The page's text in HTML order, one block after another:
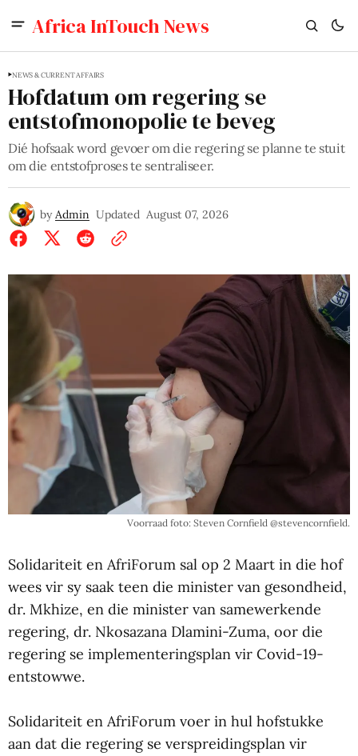
Africa InTouch News
NEWS & CURRENT AFFAIRS
Hofdatum om regering se
entstofmonopolie te beveg
Dié hofsaak word gevoer om die regering se planne te stuit
om die entstofproses te sentraliseer.
by Admin Updated August 07, 2026
Voorraad foto: Steven Cornfield @stevencornfield.
Solidariteit en AfriForum sal op 2 Maart in die hof
wees vir sy saak teen die minister van gesondheid,
dr. Mkhize, en die minister van samewerkende
regering, dr. Nkosazana Dlamini-Zuma, oor die
regering se implementeringsplan vir Covid-19-
entstowwe.
Solidariteit en AfriForum voer in hul hofstukke
aan dat die regering se verspreidingsplan vir